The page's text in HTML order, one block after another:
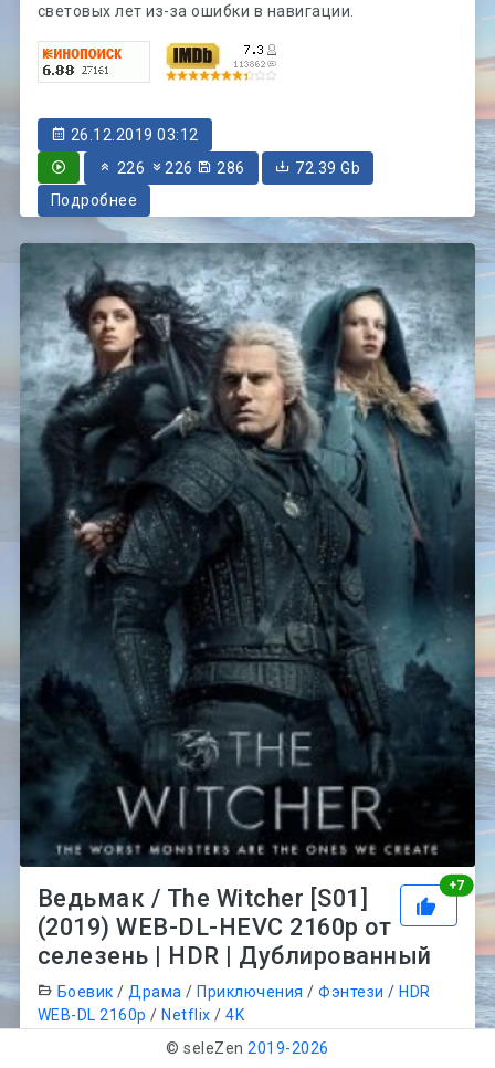
световых лет из-за ошибки в навигации.
26.12.2019 03:12
226
226 286
72.39 Gb
Подробнее
+7
Ведьмак / The Witcher [S01]
(2019) WEB-DL-HEVC 2160p от
селезень | HDR | Дублированный
Боевик / Драма / Приключения /Фэнтези / HDR
WEB-DL 2160p / Netflix /4K
© seleZen2019-2026